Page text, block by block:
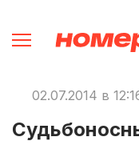
02.07.2014 в